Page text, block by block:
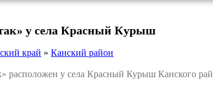
у села Красный Курыш
край »Канский район
у села Красный Курыш Канского